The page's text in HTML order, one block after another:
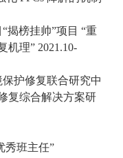
“揭榜挂帅”项目 “重
机理” 2021.10-
护修复联合研究中
复综合解决方案研
秀班主任”